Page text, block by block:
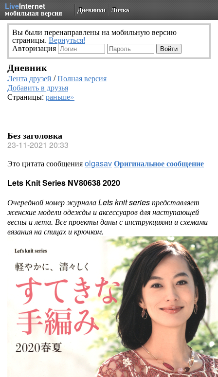
LiveInternet
мобильная версия Дневники Личка
Вы были перенаправлены на мобильную версию
страницы. Вернуться!
Авторизация
Дневник
Лента друзей /Полная версия
Добавить в друзья
Страницы: раньше»
Без заголовка
23-11-2021 20:33
Это цитата сообщенияolgasavОригинальное сообщение
Lets Knit Series NV80638 2020
Очередной номер журнала Lets knit series представляет
женские модели одежды и аксессуаров для наступающей
весны и лета. Все проекты даны с инструкциями и схемами
вязания на спицах и крючком.